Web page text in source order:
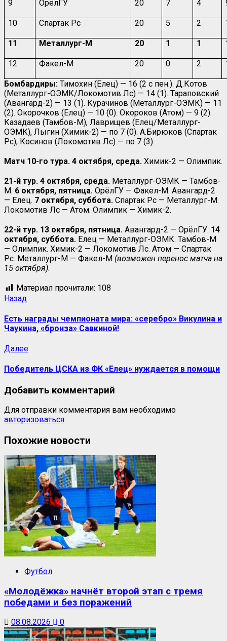
9 ОрёлГУ 20 7 4
10 Спартак Рс 20 5 2
11 Металлург-М 20 1 1
12 Факел-М 20 0 2
Бомбардиры: Тимохин (Елец) — 16 (2 с пен.). Д.Котов
(Металлург-ОЭМК/Локомотив Лс) — 14 (1). Тараповский
(Авангард-2) — 13 (1). Курачинов (Металлург-ОЭМК) — 11
(2). Окорочков (Елец) — 10 (0). Окороков (Атом) — 9 (2).
Казадаев (Тамбов-М), Лаврищев (Елец/Металлург-
ОЭМК), Лыгин (Химик-2) — по 7 (0). А.Бирюков (Спартак
Рс), Косинов (Локомотив Лс) — по 7 (3).
Матч 10-го тура. 4 октября, среда. Химик-2 — Олимпик.
21-й тур. 4 октября, среда. Металлург-ОЭМК — Тамбов-
М. 6 октября, пятница. ОрёлГУ — Факел-М. Авангард-2
— Елец. 7 октября, суббота. Спартак Рс — Металлург-М.
Локомотив Лс — Атом. Олимпик — Химик-2.
22-й тур. 13 октября, пятница. Авангард-2 — ОрёлГУ. 14
октября, суббота. Елец — Металлург-ОЭМК. Тамбов-М
— Олимпик. Химик-2 — Локомотив Лс. Атом — Спартак
Рс. Металлург-М — Факел-М (возможен перенос матча на
15 октября).
Материал прочитали: 108
Назад
Есть награды чемпионата мира: «серебро» Викулина и
Чаукина, «бронза» Савкиной!
Далее
Победитель ЦСКА из ФК «Елец» нуждается в помощи
Добавить комментарий
Для отправки комментария вам необходимо
авторизоваться.
Похожие новости
Футбол
«Молодёжка» начнёт второй этап с тремя
победами и без поражений
08.08.2026 0